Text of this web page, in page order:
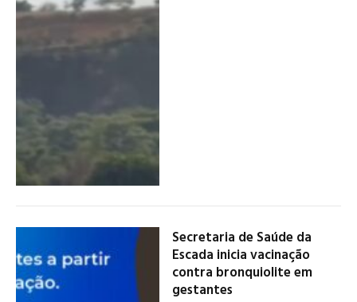
Secretaria de Saúde da
Escada inicia vacinação
contra bronquiolite em
gestantes